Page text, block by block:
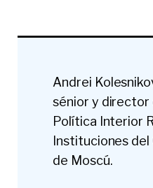
Andrei
sénior y director
Política Interior
Instituciones
de Moscú.